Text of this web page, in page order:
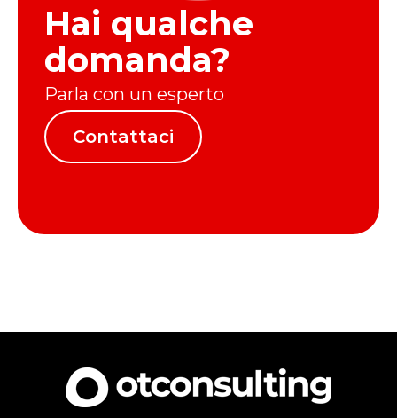
Hai qualche
domanda?
Parla con un esperto
Contattaci